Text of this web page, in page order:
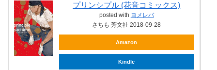
プリンシプル (花音コミックス)
posted with ヨメレバ
さちも 芳文社 2018-09-28
Amazon
Kindle